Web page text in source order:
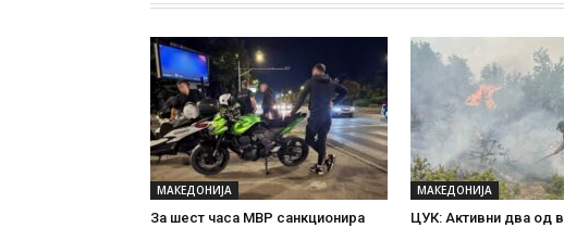
МАКЕДОНИЈА
За шест часа МВР санкционира
МАКЕДОНИЈА
ЦУК: Активни два од